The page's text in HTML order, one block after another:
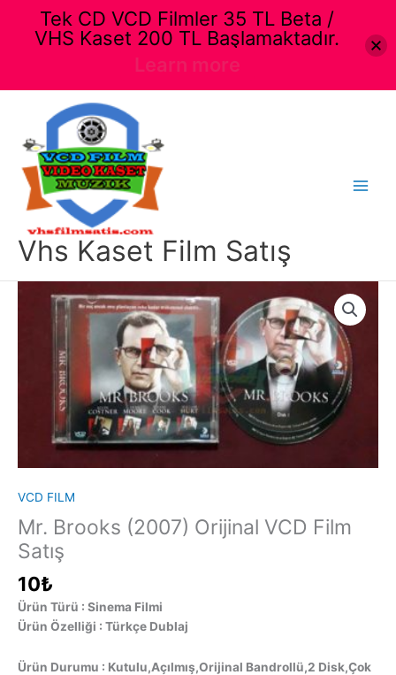
Vhs Kaset Film Satış
VCD FILM
Mr. Brooks (2007) Orijinal VCD Film
Satış
10₺
Ürün Türü : Sinema Filmi
Ürün Özelliği : Türkçe Dublaj
Ürün Durumu : Kutulu,Açılmış,Orijinal Bandrollü,2 Disk,Çok
Tek CD VCD Filmler 35 TL Beta /
VHS Kaset 200 TL Başlamaktadır.
Learn more